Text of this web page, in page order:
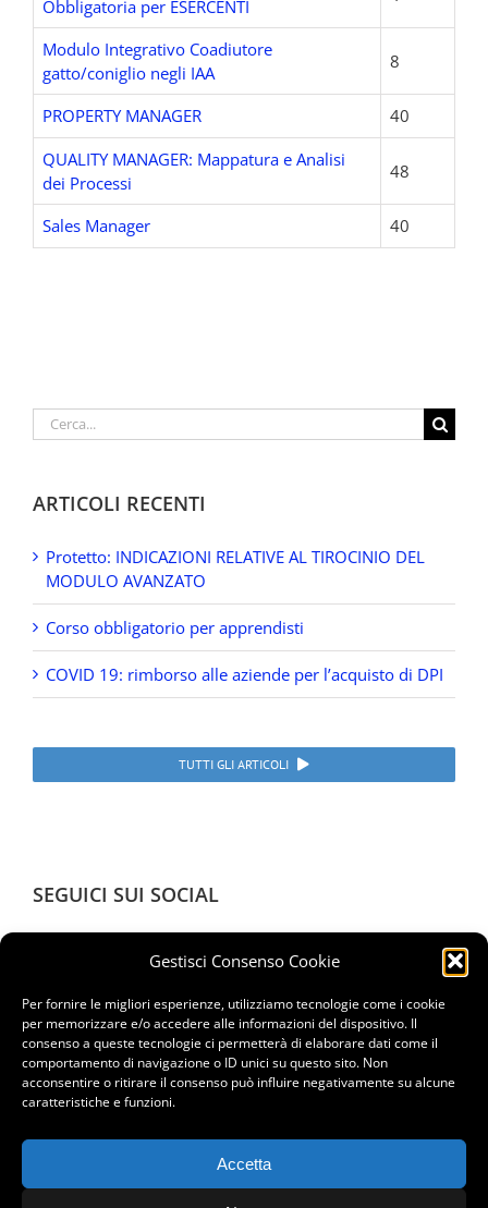
Gestisci Consenso Cookie
Per fornire le migliori esperienze, utilizziamo tecnologie come i cookie
per memorizzare e/o accedere alle informazioni del dispositivo. Il
consenso a queste tecnologie ci permetterà di elaborare dati come il
comportamento di navigazione o ID unici su questo sito. Non
acconsentire o ritirare il consenso può influire negativamente su alcune
caratteristiche e funzioni.
Accetta
Obbligatoria per ESERCENTI
Modulo Integrativo Coadiutore
gatto/coniglio negli IAA
8
PROPERTY MANAGER
40
QUALITY MANAGER: Mappatura e Analisi
dei Processi
48
Sales Manager 40
Cerca
per:
ARTICOLI RECENTI
Protetto: INDICAZIONI RELATIVE AL TIROCINIO DEL
MODULO AVANZATO
Corso obbligatorio per apprendisti
COVID 19: rimborso alle aziende per l’acquisto di DPI
TUTTI GLI ARTICOLI
SEGUICI SUI SOCIAL
RICHIEDI INFORMAZIONI
SRM Form S.r.l. - Via Gorizia, 51 - 20099 Sesto San Giovanni (MI) - P.